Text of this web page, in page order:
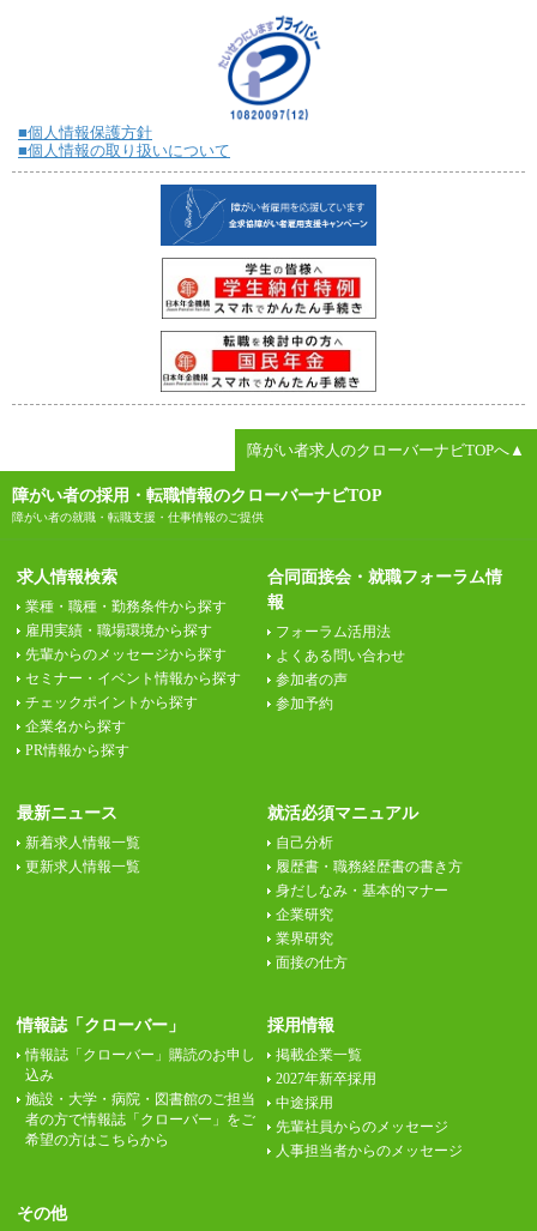
■個人情報保護方針
■個人情報の取り扱いについて
障がい者求人のクローバーナビTOPへ▲
障がい者の採用・転職情報のクローバーナビTOP
障がい者の就職・転職支援・仕事情報のご提供
求人情報検索
業種・職種・勤務条件から探す
雇用実績・職場環境から探す
先輩からのメッセージから探す
セミナー・イベント情報から探す
チェックポイントから探す
企業名から探す
PR情報から探す
合同面接会・就職フォーラム情
報
フォーラム活用法
よくある問い合わせ
参加者の声
参加予約
最新ニュース
新着求人情報一覧
更新求人情報一覧
就活必須マニュアル
自己分析
履歴書・職務経歴書の書き方
身だしなみ・基本的マナー
企業研究
業界研究
面接の仕方
情報誌「クローバー」
情報誌「クローバー」購読のお申し
込み
施設・大学・病院・図書館のご担当
者の方で情報誌「クローバー」をご
希望の方はこちらから
採用情報
掲載企業一覧
2027年新卒採用
中途採用
先輩社員からのメッセージ
人事担当者からのメッセージ
その他